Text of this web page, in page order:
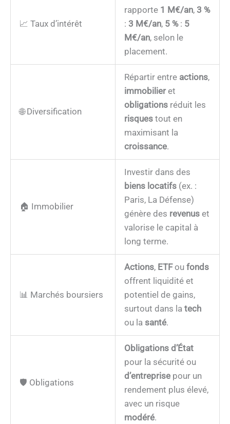
📈 Taux d’intérêt
rapporte 1 M€/an, 3 %
: 3 M€/an, 5 %: 5
M€/an, selon le
placement.
🌐 Diversification
Répartir entre actions,
immobilieret
obligations réduit les
risques tout en
maximisant la
croissance.
🏠 Immobilier
Investir dans des
biens locatifs (ex. :
Paris, La Défense)
génère des revenus et
valorise le capital à
long terme.
📊 Marchés boursiers
Actions, ETFou fonds
offrent liquidité et
potentiel de gains,
surtout dans la tech
ou la santé.
🛡️ Obligations
Obligations d’État
pour la sécurité ou
d’entreprise pour un
rendement plus élevé,
avec un risque
modéré.